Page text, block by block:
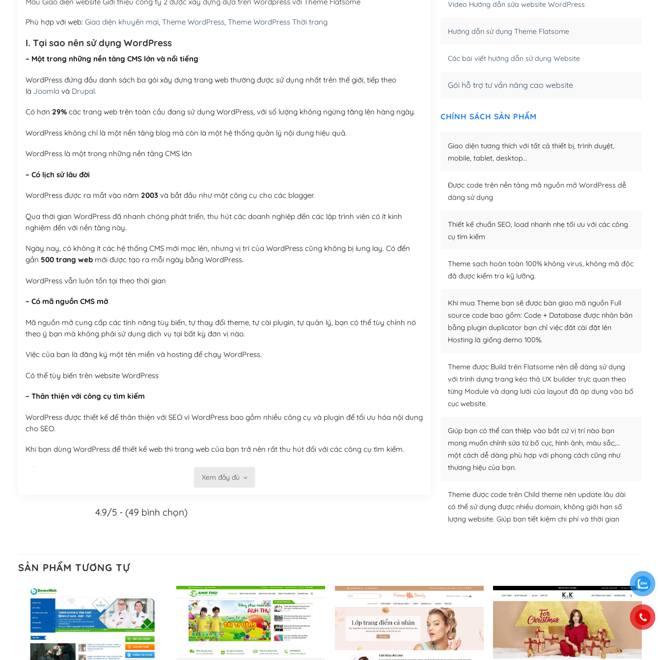
(+950,000₫)
Mẫu Giao diện website Giới thiệu công ty 2 được xây dựng dựa trên Wordpress với Theme Flatsome
Phù hợp với web: Giao diện khuyến mại, Theme WordPress, Theme WordPress Thời trang
I. Tại sao nên sử dụng WordPress
– Một trong những nền tảng CMS lớn và nổi tiếng
WordPress đứng đầu danh sách ba gói xây dựng trang web thường được sử dụng nhất trên thế giới, tiếp theo
là Joomla và Drupal.
Có hơn 29%các trang web trên toàn cầu đang sử dụng WordPress, với số lượng không ngừng tăng lên hàng ngày.
WordPress không chỉ là một nền tảng blog mà còn là một hệ thống quản lý nội dung hiệu quả.
WordPress là một trong những nền tảng CMS lớn
– Có lịch sử lâu đời
WordPress được ra mắt vào năm 2003và bắt đầu như một công cụ cho các blogger.
Qua thời gian WordPress đã nhanh chóng phát triển, thu hút các doanh nghiệp đến các lập trình viên có ít kinh
nghiệm đến với nền tảng này.
Ngày nay, có không ít các hệ thống CMS mới mọc lên, nhưng vị trí của WordPress cũng không bị lung lay. Có đến
gần 500 trang webmới được tạo ra mỗi ngày bằng WordPress.
WordPress vẫn luôn tồn tại theo thời gian
– Có mã nguồn CMS mở
Mã nguồn mở cung cấp các tính năng tùy biến, tự thay đổi theme, tự cài plugin, tự quản lý, bạn có thể tùy chỉnh nó
theo ý bạn mà không phải sử dụng dịch vụ tại bất kỳ đơn vị nào.
Việc của bạn là đăng ký một tên miền và hosting để chạy WordPress.
Có thể tùy biến trên website WordPress
– Thân thiện với công cụ tìm kiếm
WordPress được thiết kế để thân thiện với SEO vì WordPress bao gồm nhiều công cụ và plugin để tối ưu hóa nội dung
cho SEO.
Khi bạn dùng WordPress để thiết kế web thì trang web của bạn trở nên rất thu hút đối với các công cụ tìm kiếm.
Tối ưu hóa công cụ tìm kiếm
Khi bạn sử dụng WordPress, thì vấn đề giao diện của bạn trở nên dễ dàng và nhanh chóng. Với kho Theme
– Sở hữu một cộng đồng lớn, sẵn sàng hỗ trợ
WordPress là nơi lưu trữ cho một diễn đàn cộng đồng khổng lồ được kiểm duyệt bởi các nhân viên và những người
cuồng tín WordPress.
Nếu bạn gặp khó khăn, bạn có thể lên mạng và tìm kiếm những cộng đồng WordPress, họ sẽ giúp bạn trả lời, giải
Xem đầy đủ
4.9/5 - (49 bình chọn)
Video Hướng dẫn sửa website WordPress
Hướng dẫn sử dụng Theme Flatsome
Các bài viết hướng dẫn sử dụng Website
Gói hỗ trợ tư vấn nâng cao website
CHÍNH SÁCH SẢN PHẨM
Giao diện tương thích với tất cả thiết bị, trình duyệt,
mobile, tablet, desktop…
Được code trên nền tảng mã nguồn mở WordPress dễ
dàng sử dụng
Thiết kế chuẩn SEO, load nhanh nhẹ tối ưu với các công
cụ tìm kiếm
Theme sạch hoàn toàn 100% không virus, không mã độc
đã được kiểm tra kỹ lưỡng.
Khi mua Theme bạn sẽ được bàn giao mã nguồn Full
source code bao gồm: Code + Database được nhân bản
bằng plugin duplicator bạn chỉ việc đăt cài đặt lên
Hosting là giống demo 100%.
Theme được Build trên Flatsome nên dễ dàng sử dụng
với trình dựng trang kéo thả UX builder trực quan theo
từng Module và dạng lưới của layout đã áp dụng vào bố
cục website.
Giúp bạn có thể can thiệp vào bất cứ vị trí nào bạn
mong muốn chỉnh sửa từ bố cục, hình ảnh, màu sắc,…
một cách dễ dàng phù hợp với phong cách cũng như
thương hiệu của bạn.
Theme được code trên Child theme nên update lâu dài
có thể sử dụng được nhiều domain, không giới hạn số
lượng website. Giúp bạn tiết kiệm chi phí và thời gian
SẢN PHẨM TƯƠNG TỰ